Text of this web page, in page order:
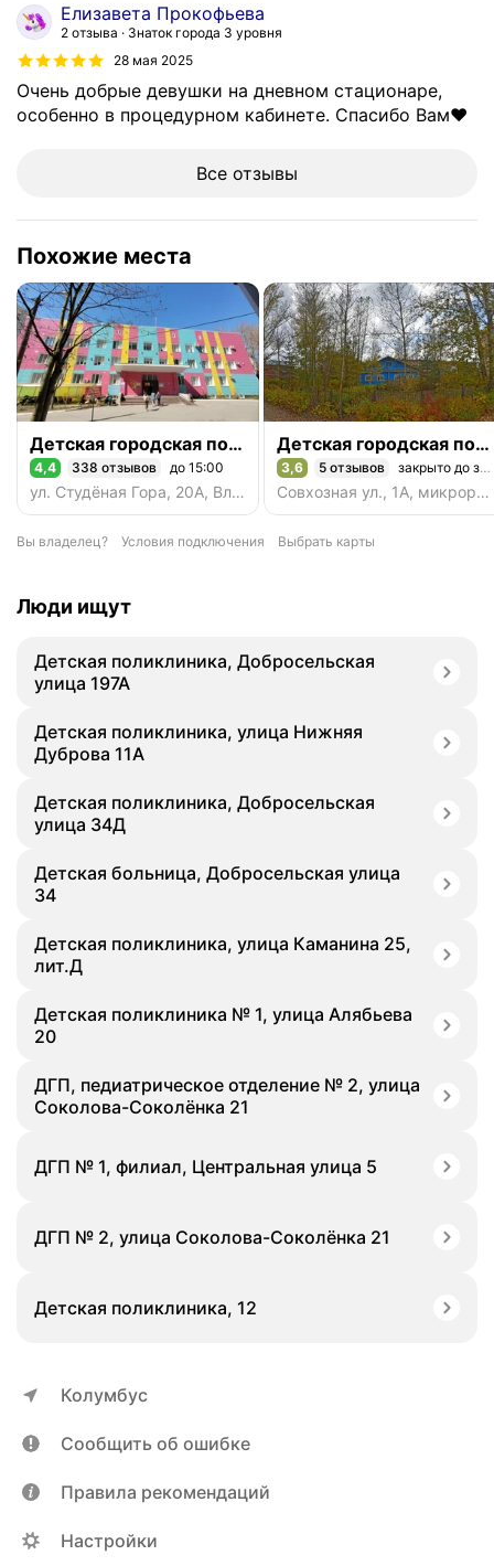
Елизавета Прокофьева
2 отзыва
Знаток города 3 уровня
28 мая 2025
Очень добрые девушки на дневном стационаре,
особенно в процедурном кабинете. Спасибо Вам❤️
Все отзывы
Похожие места
Детская городская поликлиника № 1
Рейтинг 4,4 из 5
4,4 338 отзывов до 15:00
ул. Студёная Гора, 20А, Владимир
Детская городская поликлиника № 1, филиал
Рейтинг 3,6 из 5
3,6 5 отзывов закрыто до завтра
Совхозная ул., 1А, микрорайон Энергетик, Владимир
Вы владелец? Условия подключения Выбрать карты
Люди ищут
Детская поликлиника, Добросельская
улица 197А
Детская поликлиника, улица Нижняя
Дуброва 11А
Детская поликлиника, Добросельская
улица 34Д
Детская больница, Добросельская улица
34
Детская поликлиника, улица Каманина 25,
лит.Д
Детская поликлиника № 1, улица Алябьева
20
ДГП, педиатрическое отделение № 2, улица
Соколова-Соколёнка 21
ДГП № 1, филиал, Центральная улица 5
ДГП № 2, улица Соколова-Соколёнка 21
Детская поликлиника, 12
Колумбус
Сообщить об ошибке
Правила рекомендаций
Настройки